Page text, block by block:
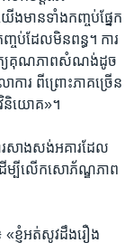
ង​មាន​ទាំង​កញ្ចប់​ផ្នែក​
ប់​ដែល​មិន​ពន្ធ។ ការ​
និត្យ​គុណភាព​សំណង់​ដូច​
ការ​ ពីព្រោះ​ភាគ​ច្រើន​
វិនិយោគ»។
សាងសង់​អគារ​ដែល
ើម្បី​លើក​សោភ័ណ្ឌភាព​
«ខ្ញុំ​អត់​សូវ​ដឹង​រឿង​